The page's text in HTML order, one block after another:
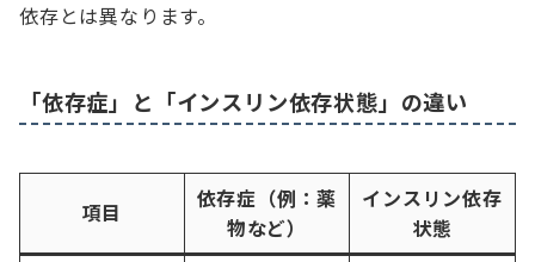
依存とは異なります。
「依存症」と「インスリン依存状態」の違い
項目
依存症（例：薬
物など）
インスリン依存
状態